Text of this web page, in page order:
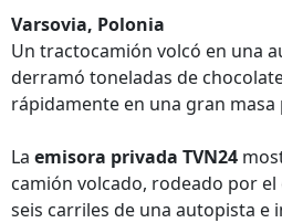
Varsovia, Polonia
Un tractocamión volcó en una
derramó toneladas de
rápidamente en una gran masa
La emisora privada TVN24
camión volcado, rodeado por
seis carriles de una autopista e